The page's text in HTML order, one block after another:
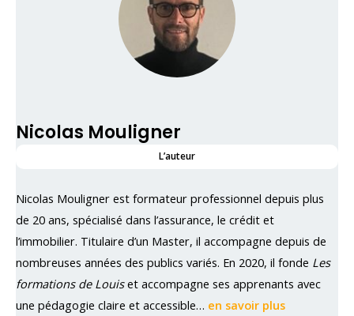
Nicolas Mouligner
L’auteur
Nicolas Mouligner est formateur professionnel depuis plus
de 20 ans, spécialisé dans l’assurance, le crédit et
l’immobilier. Titulaire d’un Master, il accompagne depuis de
nombreuses années des publics variés. En 2020, il fonde Les
formations de Louiset accompagne ses apprenants avec
une pédagogie claire et accessible… en savoir plus